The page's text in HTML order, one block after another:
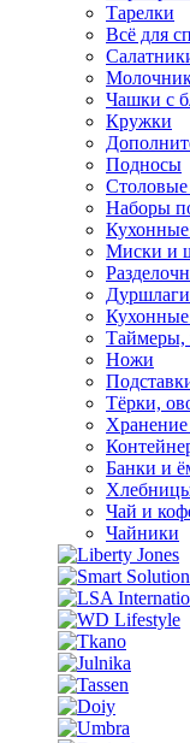
Тарелки
Всё для
Чашки с
Кружки
Подносы
Наборы
Кухонные
Миски и
Таймеры,
Ножи
Тёрки,
Хранение
Банки и
Чай и
Чайники